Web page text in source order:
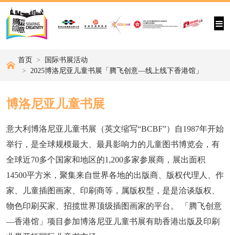
首页
国际书展活动
2025博洛尼亚儿童书展「腾飞创意—线上线下香港馆」
博洛尼亚儿童书展
意大利博洛尼亚儿童书展（英文缩写“BCBF”）自1987年开始
举行，是全球规模最大、最具影响力的儿童图书博览会，有
全球近70多个国家和地区的1,200多家参展商，展出面积
14500平方米，聚集来自世界各地的出版商、版权代理人、作
家、儿童插图画家、印刷商等，属版权型，是是洽谈版权、
物色印刷买家、招揽世界顶级插图画家的平台。 「腾飞创意
—香港馆」项目参加博洛尼亚儿童书展有助香港出版及印刷